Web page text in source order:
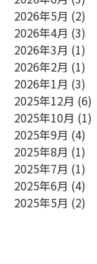
2026年5月 (2)
2026年4月 (3)
2026年3月 (1)
2026年2月 (1)
2026年1月 (3)
2025年12月 (6)
2025年10月 (1)
2025年9月 (4)
2025年8月 (1)
2025年7月 (1)
2025年6月 (4)
2025年5月 (2)